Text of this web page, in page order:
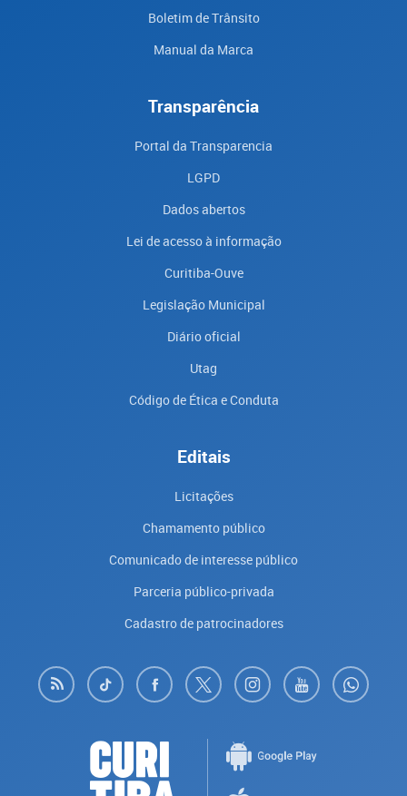
Boletim de Trânsito
Manual da Marca
Transparência
Portal da Transparencia
LGPD
Dados abertos
Lei de acesso à informação
Curitiba-Ouve
Legislação Municipal
Diário oficial
Utag
Código de Ética e Conduta
Editais
Licitações
Chamamento público
Comunicado de interesse público
Parceria público-privada
Cadastro de patrocinadores